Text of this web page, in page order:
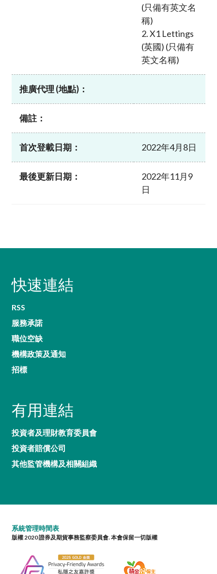
(只備有英文名
稱)
2. X1 Lettings
(英國) (只備有
英文名稱)
推廣代理 (地點)：
備註：
首次登載日期： 2022年4月8日
最後更新日期：
2022年11月9
日
快速連結
RSS
服務承諾
職位空缺
機構政策及通知
招標
有用連結
投資者及理財教育委員會
投資者賠償公司
其他監管機構及相關組織
系統管理時間表
版權 2020 證券及期貨事務監察委員會. 本會保留一切版權